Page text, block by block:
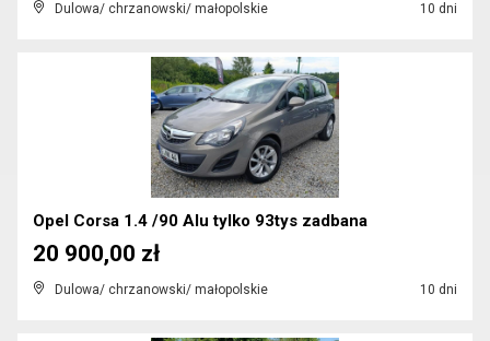
Dulowa/ chrzanowski/ małopolskie 10 dni
Opel Corsa 1.4 /90 Alu tylko 93tys zadbana
Dulowa/ chrzanowski/ małopolskie 10 dni
20 900,00 zł